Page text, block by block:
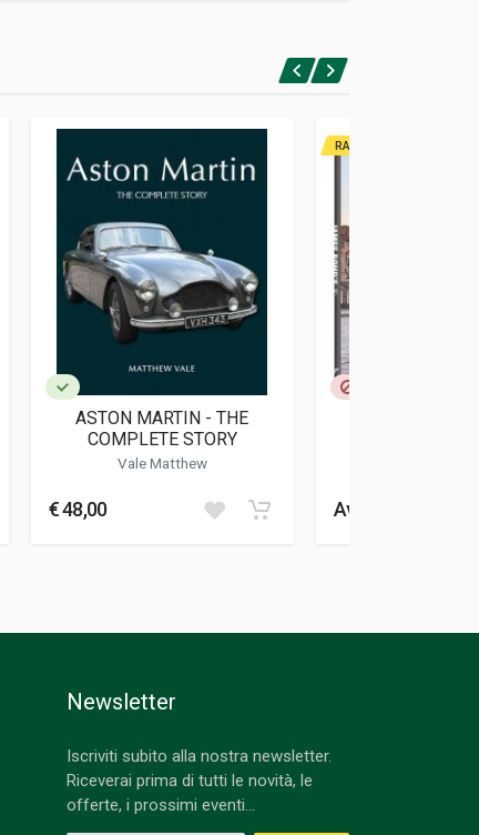
ASTON MARTIN - THE
COMPLETE STORY
Vale Matthew
€ 48,00
RARITA'
Avvisami
Newsletter
Iscriviti subito alla nostra newsletter.
Riceverai prima di tutti le novità, le
offerte, i prossimi eventi...